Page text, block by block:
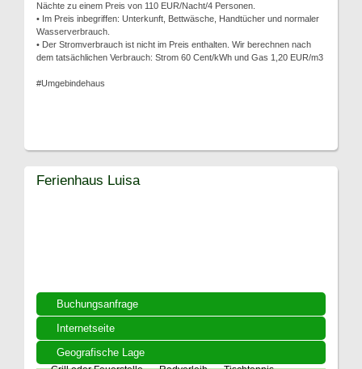
Nächte zu einem Preis von 110 EUR/Nacht/4 Personen.
• Im Preis inbegriffen: Unterkunft, Bettwäsche, Handtücher und normaler
Wasserverbrauch.
• Der Stromverbrauch ist nicht im Preis enthalten. Wir berechnen nach
dem tatsächlichen Verbrauch: Strom 60 Cent/kWh und Gas 1,20 EUR/m3
#Umgebindehaus
Buchungsanfrage
Internetseite
Geografische Lage
Ferienhaus Luisa